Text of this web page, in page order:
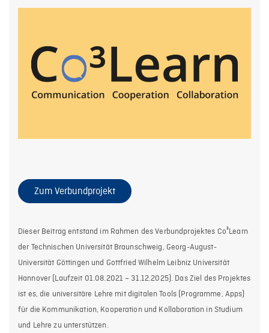
Zum Verbundprojekt
Dieser Beitrag entstand im Rahmen des Verbundprojektes Co³Learn
der Technischen Universität Braunschweig, Georg-August-
Universität Göttingen und Gottfried Wilhelm Leibniz Universität
Hannover (Laufzeit 01.08.2021 – 31.12.2025). Das Ziel des Projektes
ist es, die universitäre Lehre mit digitalen Tools (Programme, Apps)
für die Kommunikation, Kooperation und Kollaboration in Studium
und Lehre zu unterstützen.